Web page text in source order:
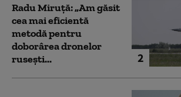
2
Radu Miruță: „Am găsit
cea mai eficientă
metodă pentru
doborârea dronelor
rusești...